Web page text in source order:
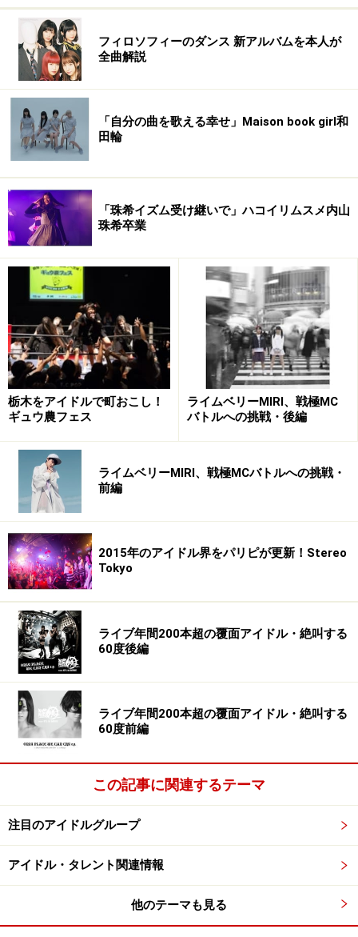
フィロソフィーのダンス 新アルバムを本人が
全曲解説
「自分の曲を歌える幸せ」Maison book girl和
田輪
「珠希イズム受け継いで」ハコイリムスメ内山
珠希卒業
栃木をアイドルで町おこし！
ギュウ農フェス
ライムベリーMIRI、戦極MC
バトルへの挑戦・後編
ライムベリーMIRI、戦極MCバトルへの挑戦・
前編
2015年のアイドル界をパリピが更新！Stereo
Tokyo
ライブ年間200本超の覆面アイドル・絶叫する
60度後編
ライブ年間200本超の覆面アイドル・絶叫する
60度前編
この記事に関連するテーマ
注目のアイドルグループ
アイドル・タレント関連情報
他のテーマも見る